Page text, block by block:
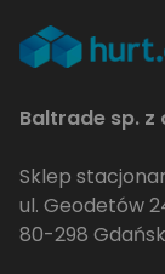
Baltrade sp. z
Sklep
ul. Geodetów
80-298 Gdańsk